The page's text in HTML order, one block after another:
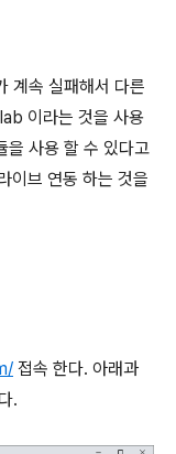
계속 실패해서 다른
이라는 것을 사용
을 사용 할 수 있다고
이브 연동 하는 것을
접속 한다. 아래과
.